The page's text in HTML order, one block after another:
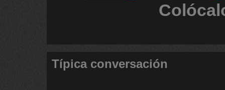
Típica conversación